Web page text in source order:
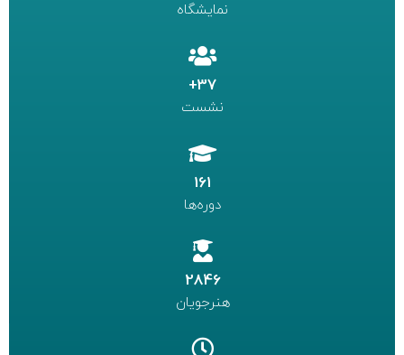
نمایشگاه
37+
نشست
161
دوره‌ها
2846
هنرجویان